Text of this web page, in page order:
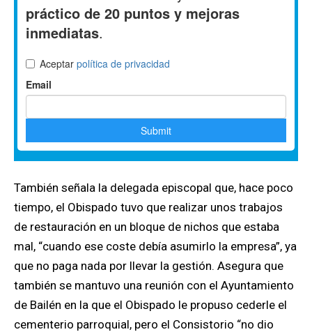
También señala la delegada episcopal que, hace poco
tiempo, el Obispado tuvo que realizar unos trabajos
de restauración en un bloque de nichos que estaba
mal, “cuando ese coste debía asumirlo la empresa”, ya
que no paga nada por llevar la gestión. Asegura que
también se mantuvo una reunión con el Ayuntamiento
de Bailén en la que el Obispado le propuso cederle el
cementerio parroquial, pero el Consistorio “no dio